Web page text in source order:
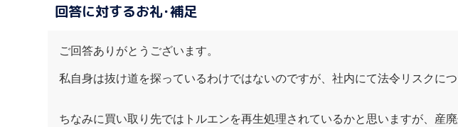
回答に対するお礼･補足
ご回答ありがとうございます。
私自身は抜け道を探っているわけではないのですが、社内にて法令リスクに
ちなみに買い取り先ではトルエンを再生処理されているかと思いますが、産